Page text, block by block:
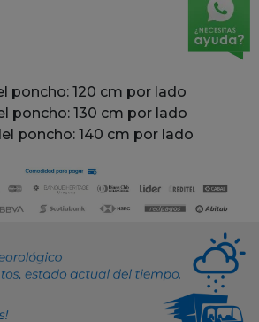
poncho: 120 cm por lado
poncho: 130 cm por lado
poncho: 140 cm por lado